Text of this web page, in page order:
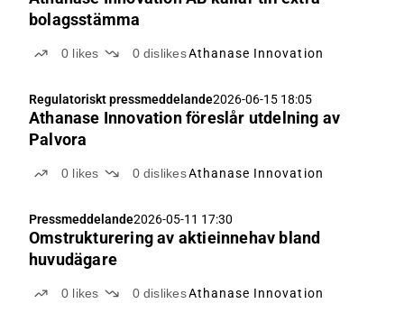
bolagsstämma
0 likes 0 dislikesAthanase Innovation
Regulatoriskt pressmeddelande2026-06-15 18:05
Athanase Innovation föreslår utdelning av
Palvora
0 likes 0 dislikesAthanase Innovation
Pressmeddelande2026-05-11 17:30
Omstrukturering av aktieinnehav bland
huvudägare
0 likes 0 dislikesAthanase Innovation